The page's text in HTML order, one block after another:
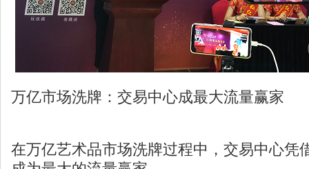
万亿市场洗牌：交易中心成最大流量赢家
在万亿艺术品市场洗牌过程中，交易中心凭